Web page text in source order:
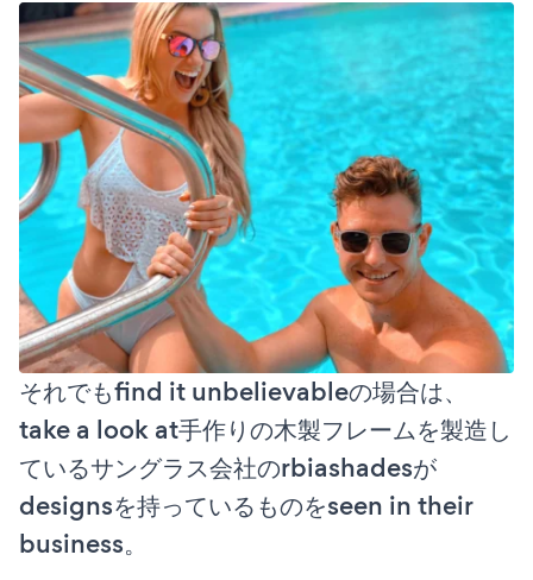
それでもfind it unbelievableの場合は、
take a look at手作りの木製フレームを製造し
ているサングラス会社のrbiashadesが
designsを持っているものをseen in their
business。